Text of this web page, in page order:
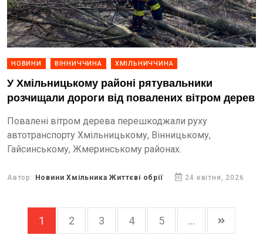
НОВИНИ ВІННИЧЧИНА ХМІЛЬНИЧЧИНА
У Хмільницькому районі рятувальники
розчищали дороги від повалених вітром дерев
Повалені вітром дерева перешкоджали руху
автотранспорту Хмільницькому, Вінницькому,
Гайсинському, Жмеринському районах.
Автор: Новини Хмільника Життєві обрії 24 квітня, 2026
1 2 3 4 5 ...